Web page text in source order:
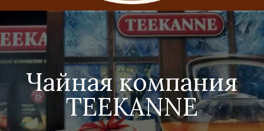
Чайная компания
TEEKANNE